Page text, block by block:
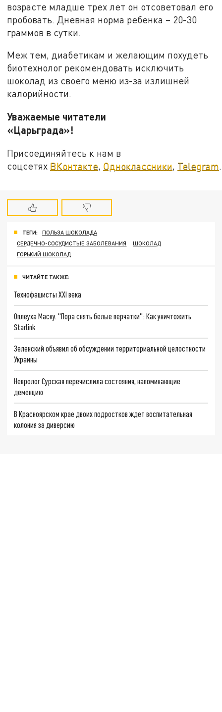
возрасте младше трех лет он отсоветовал его
пробовать. Дневная норма ребенка – 20-30
граммов в сутки.
Меж тем, диабетикам и желающим похудеть
биотехнолог рекомендовать исключить
шоколад из своего меню из-за излишней
калорийности.
Уважаемые читатели
«Царьграда»!
Присоединяйтесь к нам в
соцсетях ВКонтакте Одноклассники Telegram
ТЕГИ:
ПОЛЬЗА ШОКОЛАДА
СЕРДЕЧНО-СОСУДИСТЫЕ ЗАБОЛЕВАНИЯ
ШОКОЛАД
ГОРЬКИЙ ШОКОЛАД
ЧИТАЙТЕ ТАКЖЕ:
Технофашисты XXI века
Оплеуха Маску. "Пора снять белые перчатки": Как уничтожить
Starlink
Зеленский объявил об обсуждении территориальной целостности
Украины
Невролог Сурская перечислила состояния, напоминающие
деменцию
В Красноярском крае двоих подростков ждет воспитательная
колония за диверсию